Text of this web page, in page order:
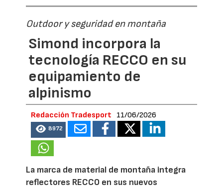
Outdoor y seguridad en montaña
Simond incorpora la
tecnología RECCO en su
equipamiento de
alpinismo
Redacción Tradesport 11/06/2026
8972
La marca de material de montaña integra
reflectores RECCO en sus nuevos